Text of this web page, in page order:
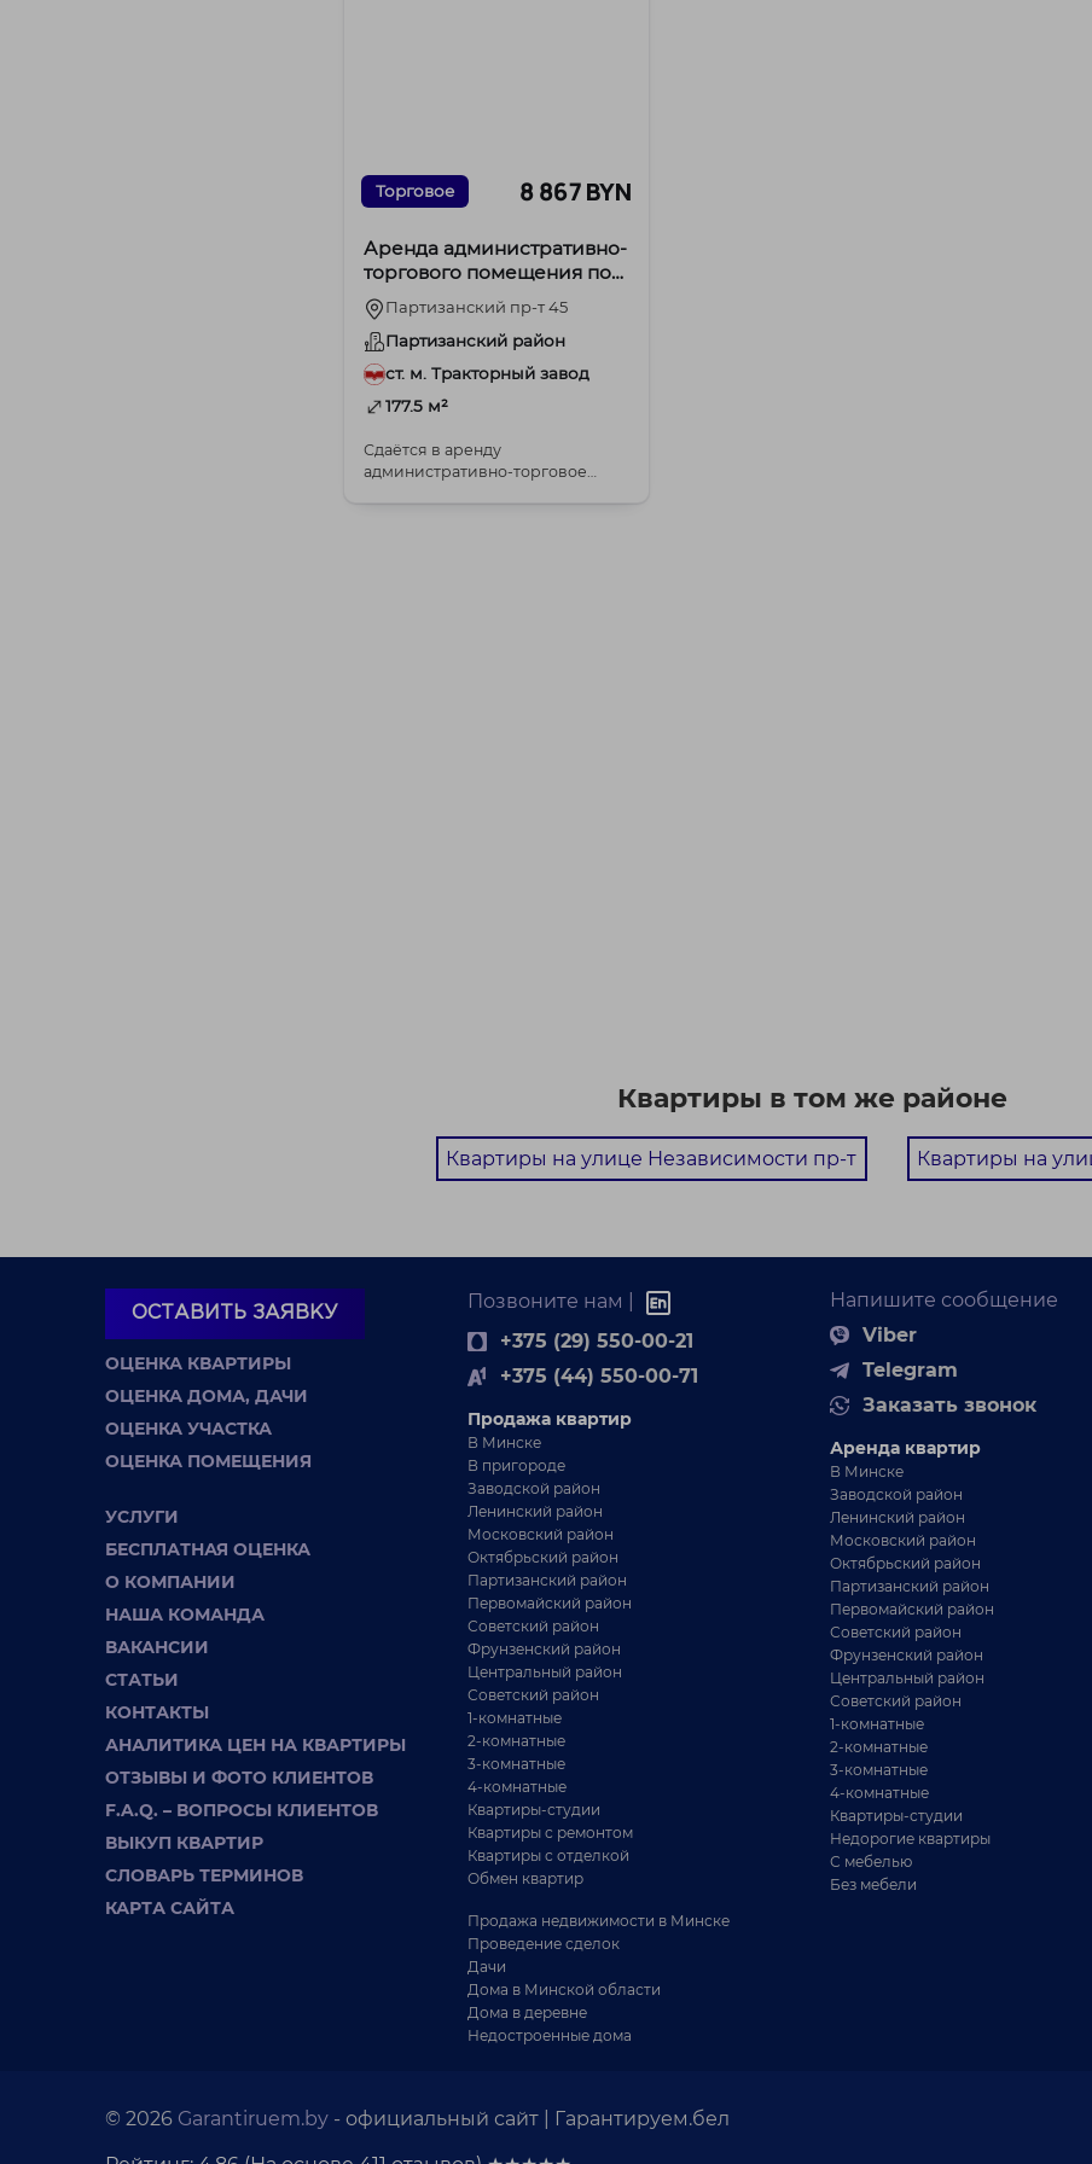
Торговое 8 867 BYN
Аренда административно-
торгового помещения по
адресу пр-т
Партизанский, 45
Партизанский пр-т 45
Партизанский район
ст. м. Тракторный завод
177.5 м²
Сдаётся в аренду
административно-торговое
Квартиры в том же районе
Квартиры на улице Независимости пр-т Квартиры на
ОСТАВИТЬ ЗАЯВКУ
ОЦЕНКА КВАРТИРЫ
ОЦЕНКА ДОМА, ДАЧИ
ОЦЕНКА УЧАСТКА
ОЦЕНКА ПОМЕЩЕНИЯ
УСЛУГИ
БЕСПЛАТНАЯ ОЦЕНКА
О КОМПАНИИ
НАША КОМАНДА
ВАКАНСИИ
СТАТЬИ
КОНТАКТЫ
АНАЛИТИКА ЦЕН НА КВАРТИРЫ
ОТЗЫВЫ И ФОТО КЛИЕНТОВ
F.A.Q. – ВОПРОСЫ КЛИЕНТОВ
ВЫКУП КВАРТИР
СЛОВАРЬ ТЕРМИНОВ
КАРТА САЙТА
Позвоните нам |
+375 (29) 550-00-21
+375 (44) 550-00-71
Продажа квартир
В Минске
В пригороде
Заводской район
Ленинский район
Московский район
Октябрьский район
Партизанский район
Первомайский район
Советский район
Фрунзенский район
Центральный район
Советский район
1-комнатные
2-комнатные
3-комнатные
4-комнатные
Квартиры-студии
Квартиры с ремонтом
Квартиры с отделкой
Обмен квартир
Продажа недвижимости в Минске
Проведение сделок
Дачи
Дома в Минской области
Дома в деревне
Недостроенные дома
Напишите сообщение
Viber
Telegram
Заказать звонок
Аренда квартир
В Минске
Заводской район
Ленинский район
Московский район
Октябрьский район
Партизанский район
Первомайский район
Советский район
Фрунзенский район
Центральный район
Советский район
1-комнатные
2-комнатные
3-комнатные
4-комнатные
Квартиры-студии
Недорогие квартиры
С мебелью
Без мебели
© 2026 Garantiruem.by - официальный сайт | Гарантируем.бел